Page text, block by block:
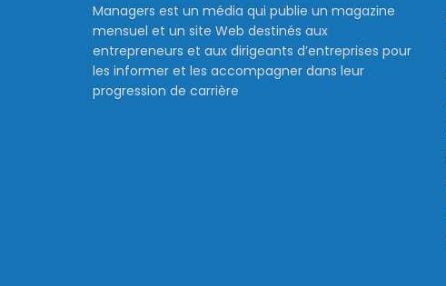
Managers est un média qui publie un magazine
mensuel et un site Web destinés aux
entrepreneurs et aux dirigeants d’entreprises pour
les informer et les accompagner dans leur
progression de carrière